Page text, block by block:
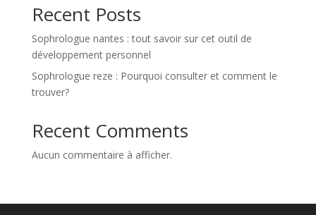
Recent Posts
Sophrologue nantes : tout savoir sur cet outil de
développement personnel
Sophrologue reze : Pourquoi consulter et comment le
trouver?
Recent Comments
Aucun commentaire à afficher.